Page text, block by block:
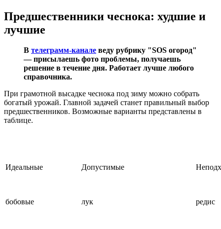
Предшественники чеснока: худшие и
лучшие
В телеграмм-канале веду рубрику "SOS огород"
— присылаешь фото проблемы, получаешь
решение в течение дня. Работает лучше любого
справочника.
При грамотной высадке чеснока под зиму можно собрать
богатый урожай. Главной задачей станет правильный выбор
предшественников. Возможные варианты представлены в
таблице.
Идеальные Допустимые
бобовые лук редис